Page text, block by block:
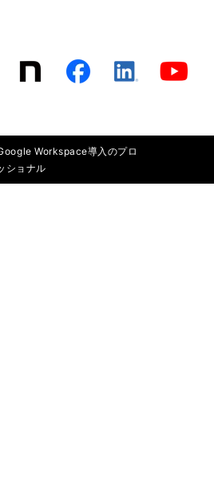
Workspace導入のプロ
ショナル